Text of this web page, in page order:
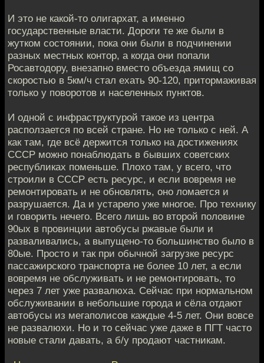
И это не какой-то олигархат, а именно
государственные власти. Дороги те же были в
жутком состоянии, пока они были в подчинении
разных местных контор, а когда они попали
Росавтодору, внезапно вместо объезда ямищ со
скоростью в 5км/ч стал ехать 90-120, притормаживая
только у поворотов и населенных пунктов.
И одной с инфраструктурой такое из центра
расползается по всей стране. Но не только с ней. А
как там, где всё держится только на достижениях
СССР можно понаблюдать в бывших советских
республиках поменьше. Плохо там, у всего, что
строили в СССР есть ресурс, и если вовремя не
ремонтировать и не обновлять, оно ломается и
разрушается. Да и устарело уже многое. Про технику
и говорить нечего. Всего лишь во второй половине
90ых в провинции автобусы ржавые были и
разваливались, а выпущено-то большинство было в
80ые. Просто и так при обычной загрузке ресурс
пассажирского транспорта не более 10 лет, а если
вовремя не обслуживать и не ремонтировать, то
через 7 лет уже развалюха. Сейчас при нормальном
обслуживании в небольшие города и сёла отдают
автобусы из мегаполисов каждые 4-5 лет. Они вовсе
не развалюхи. Но и то сейчас уже даже в ПГТ часто
новые стали давать, а б/у продают частникам.